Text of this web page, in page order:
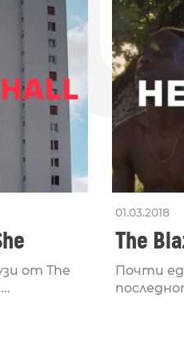
от The
01.03.2018
The
Почти